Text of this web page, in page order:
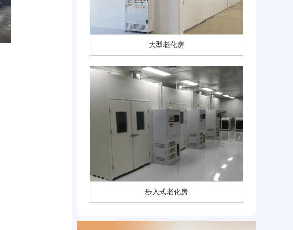
大型老化房
步入式老化房